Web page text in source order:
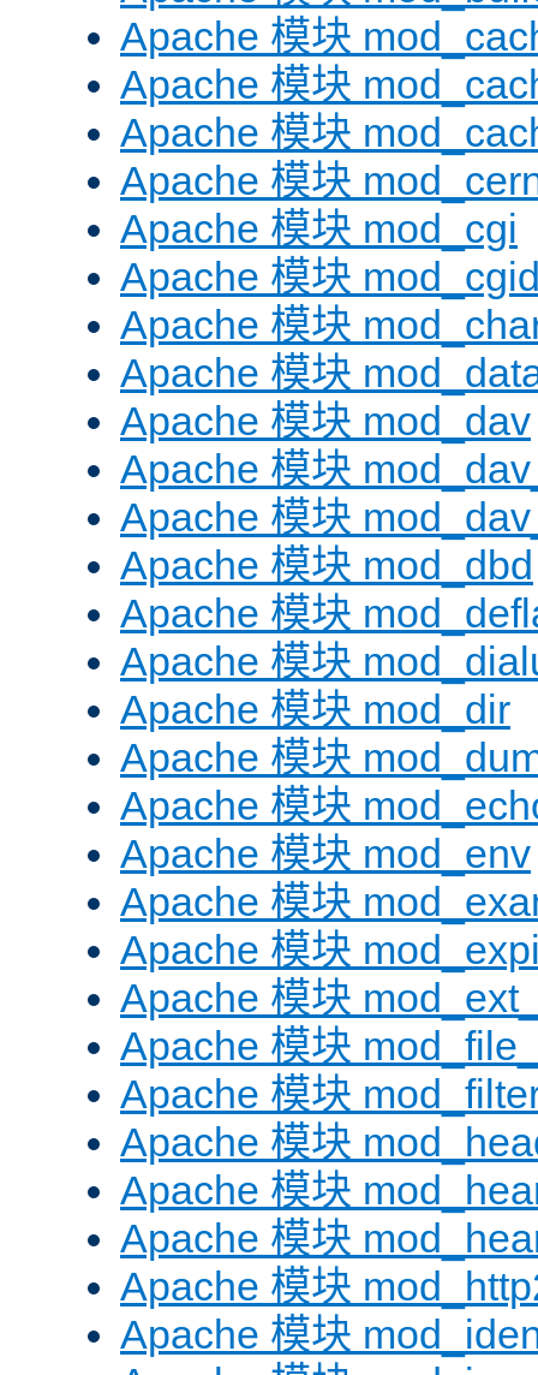
Apache 模块
Apache 模块
Apache 模块
Apache 模块
Apache 模块 mod_cgi
Apache 模块
Apache 模块
Apache 模块
Apache 模块 mod_dav
Apache 模块
Apache 模块
Apache 模块 mod_dbd
Apache 模块
Apache 模块
Apache 模块 mod_dir
Apache 模块
Apache 模块
Apache 模块 mod_env
Apache 模块
Apache 模块
Apache 模块
Apache 模块
Apache 模块
Apache 模块
Apache 模块
Apache 模块
Apache 模块
Apache 模块